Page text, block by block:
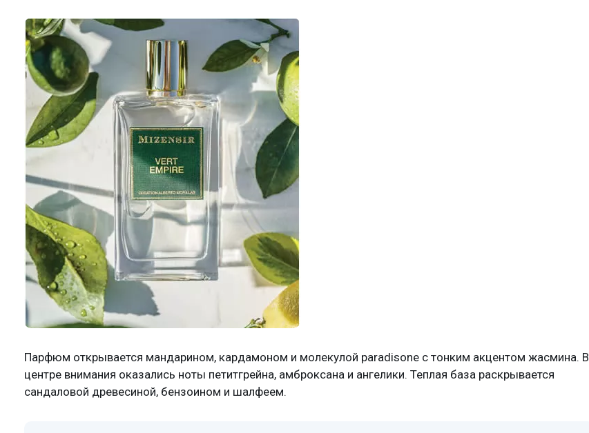
Парфюм открывается мандарином, кардамоном и молекулой paradisone с тонким акцентом жасмина. В
центре внимания оказались ноты петитгрейна, амброксана и ангелики. Теплая база раскрывается
сандаловой древесиной, бензоином и шалфеем.